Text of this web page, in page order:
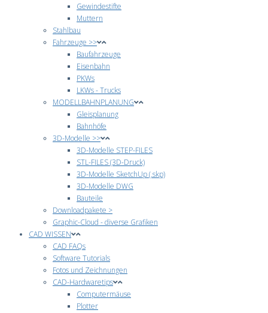
Gewindestifte
Muttern
Stahlbau
Fahrzeuge >>
Baufahrzeuge
Eisenbahn
PKWs
LKWs - Trucks
MODELLBAHNPLANUNG
Gleisplanung
Bahnhöfe
3D-Modelle >>
3D-Modelle STEP-FILES
STL-FILES (3D-Druck)
3D-Modelle SketchUp (.skp)
3D-Modelle DWG
Bauteile
Downloadpakete >
Graphic-Cloud - diverse Grafiken
CAD WISSEN
CAD FAQs
Software Tutorials
Fotos und Zeichnungen
CAD-Hardwaretips
Computermäuse
Plotter